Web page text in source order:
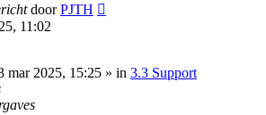
doorPJTH
11:02
mar 2025, 15:25 » in 3.3 Support